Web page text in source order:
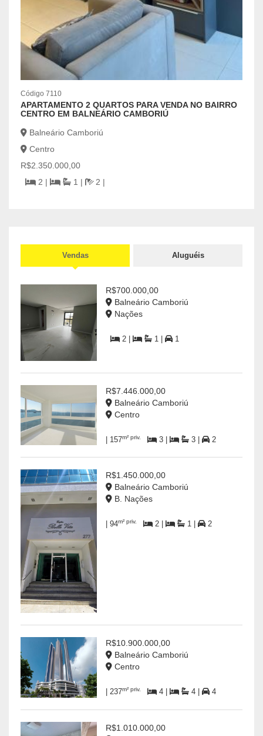
Código 7110
APARTAMENTO 2 QUARTOS PARA VENDA NO BAIRRO
CENTRO EM BALNEÁRIO CAMBORIÚ
Balneário Camboriú
Centro
R$2.350.000,00
2 |
1 | 2 |
Vendas Aluguéis
R$700.000,00
Balneário Camboriú
Nações
2 | 1 | 1
R$7.446.000,00
Balneário Camboriú
Centro
| 157m² priv. 3 | 3 | 2
R$1.450.000,00
Balneário Camboriú
B. Nações
| 94m² priv. 2 | 1 | 2
R$10.900.000,00
Balneário Camboriú
Centro
| 237m² priv. 4 | 4 | 4
R$1.010.000,00